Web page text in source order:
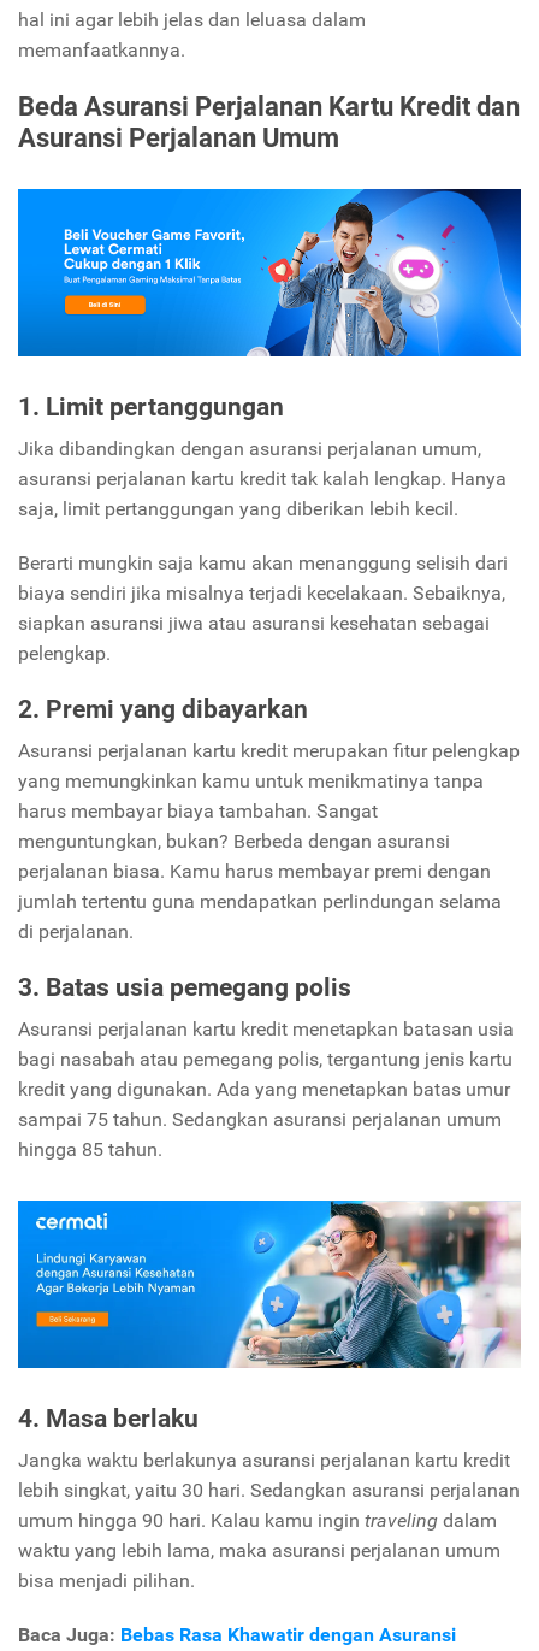
hal ini agar lebih jelas dan leluasa dalam
memanfaatkannya.
Beda Asuransi Perjalanan Kartu Kredit dan
Asuransi Perjalanan Umum
1. Limit pertanggungan
Jika dibandingkan dengan asuransi perjalanan umum,
asuransi perjalanan kartu kredit tak kalah lengkap. Hanya
saja, limit pertanggungan yang diberikan lebih kecil.
Berarti mungkin saja kamu akan menanggung selisih dari
biaya sendiri jika misalnya terjadi kecelakaan. Sebaiknya,
siapkan asuransi jiwa atau asuransi kesehatan sebagai
pelengkap.
2. Premi yang dibayarkan
Asuransi perjalanan kartu kredit merupakan fitur pelengkap
yang memungkinkan kamu untuk menikmatinya tanpa
harus membayar biaya tambahan. Sangat
menguntungkan, bukan? Berbeda dengan asuransi
perjalanan biasa. Kamu harus membayar premi dengan
jumlah tertentu guna mendapatkan perlindungan selama
di perjalanan.
3. Batas usia pemegang polis
Asuransi perjalanan kartu kredit menetapkan batasan usia
bagi nasabah atau pemegang polis, tergantung jenis kartu
kredit yang digunakan. Ada yang menetapkan batas umur
sampai 75 tahun. Sedangkan asuransi perjalanan umum
hingga 85 tahun.
4. Masa berlaku
Jangka waktu berlakunya asuransi perjalanan kartu kredit
lebih singkat, yaitu 30 hari. Sedangkan asuransi perjalanan
umum hingga 90 hari. Kalau kamu ingin traveling dalam
waktu yang lebih lama, maka asuransi perjalanan umum
bisa menjadi pilihan.
Baca Juga: Bebas Rasa Khawatir dengan Asuransi